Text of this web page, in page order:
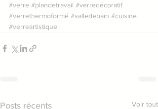
#verre #plandetravail #verredécoratif
#verrethermoformé #salledebain #cuisine
#verreartistique
Posts récents Voir tout